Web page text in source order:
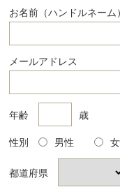
お名前（ハンドルネーム）
メールアドレス
年齢 歳
性別 男性
都道府県